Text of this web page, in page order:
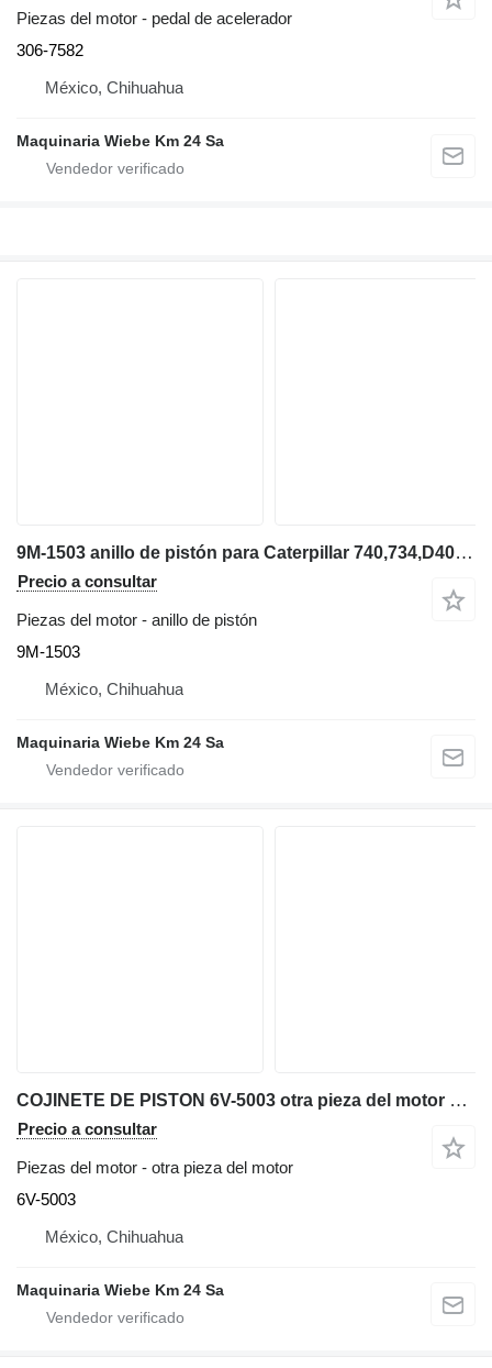
Piezas del motor - pedal de acelerador
306-7582
México, Chihuahua
Maquinaria Wiebe Km 24 Sa
9M-1503 anillo de pistón para Caterpillar 740,734,D400E,D400D volquete articulado
Precio a consultar
Piezas del motor - anillo de pistón
9M-1503
México, Chihuahua
Maquinaria Wiebe Km 24 Sa
COJINETE DE PISTON 6V-5003 otra pieza del motor para Caterpillar 740,D400E,D350C volquete articulado
Precio a consultar
Piezas del motor - otra pieza del motor
6V-5003
México, Chihuahua
Maquinaria Wiebe Km 24 Sa